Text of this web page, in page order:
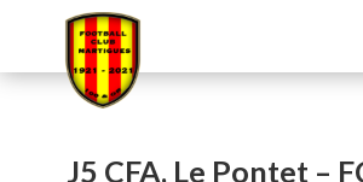
J5 CFA, Le Pontet –